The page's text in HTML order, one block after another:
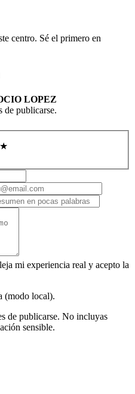
centro. Sé el primero en
LOPEZ
de publicarse.
★
mi experiencia real y acepto la
(modo local).
de publicarse. No incluyas
sensible.